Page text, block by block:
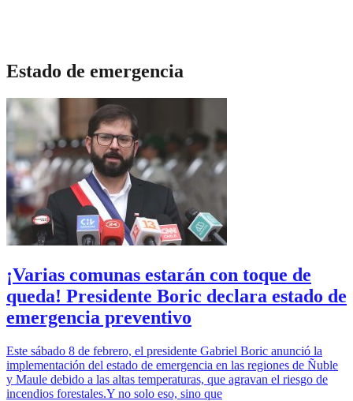
Estado de emergencia
¡Varias comunas estarán con toque de
queda! Presidente Boric declara estado de
emergencia preventivo
Este sábado 8 de febrero, el presidente Gabriel Boric anunció la
implementación del estado de emergencia en las regiones de Ñuble
y Maule debido a las altas temperaturas, que agravan el riesgo de
incendios forestales.Y no solo eso, sino que